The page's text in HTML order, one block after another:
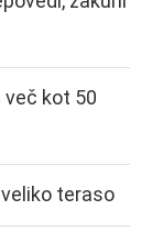
več kot 50
teraso